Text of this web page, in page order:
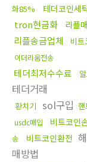
화85%
테더코인세
tron현금화 리플
리플송금업체 비트
이더리움전송
테더최저수수료
테더거래
환치기 sol구입
usdc매입 비트코인
송
비트코인환전
매방법